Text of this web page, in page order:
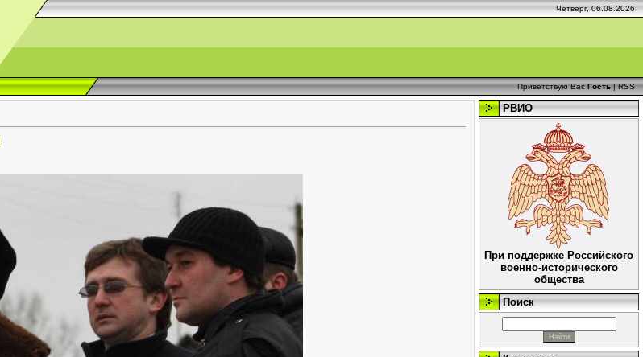
Четверг, 06.08.2026
Приветствую Вас Гость|RSS
РВИО
При поддержке Российского
военно-исторического
общества
Поиск